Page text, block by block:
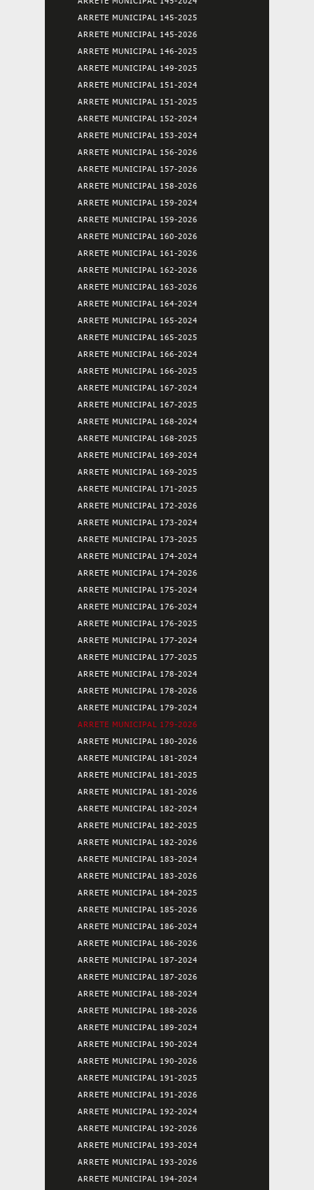
ARRETE MUNICIPAL 145-2025
ARRETE MUNICIPAL 145-2026
ARRETE MUNICIPAL 146-2025
ARRETE MUNICIPAL 149-2025
ARRETE MUNICIPAL 151-2024
ARRETE MUNICIPAL 151-2025
ARRETE MUNICIPAL 152-2024
ARRETE MUNICIPAL 153-2024
ARRETE MUNICIPAL 156-2026
ARRETE MUNICIPAL 157-2026
ARRETE MUNICIPAL 158-2026
ARRETE MUNICIPAL 159-2024
ARRETE MUNICIPAL 159-2026
ARRETE MUNICIPAL 160-2026
ARRETE MUNICIPAL 161-2026
ARRETE MUNICIPAL 162-2026
ARRETE MUNICIPAL 163-2026
ARRETE MUNICIPAL 164-2024
ARRETE MUNICIPAL 165-2024
ARRETE MUNICIPAL 165-2025
ARRETE MUNICIPAL 166-2024
ARRETE MUNICIPAL 166-2025
ARRETE MUNICIPAL 167-2024
ARRETE MUNICIPAL 167-2025
ARRETE MUNICIPAL 168-2024
ARRETE MUNICIPAL 168-2025
ARRETE MUNICIPAL 169-2024
ARRETE MUNICIPAL 169-2025
ARRETE MUNICIPAL 171-2025
ARRETE MUNICIPAL 172-2026
ARRETE MUNICIPAL 173-2024
ARRETE MUNICIPAL 173-2025
ARRETE MUNICIPAL 174-2024
ARRETE MUNICIPAL 174-2026
ARRETE MUNICIPAL 175-2024
ARRETE MUNICIPAL 176-2024
ARRETE MUNICIPAL 176-2025
ARRETE MUNICIPAL 177-2024
ARRETE MUNICIPAL 177-2025
ARRETE MUNICIPAL 178-2024
ARRETE MUNICIPAL 178-2026
ARRETE MUNICIPAL 179-2024
ARRETE MUNICIPAL 179-2026
ARRETE MUNICIPAL 180-2026
ARRETE MUNICIPAL 181-2024
ARRETE MUNICIPAL 181-2025
ARRETE MUNICIPAL 181-2026
ARRETE MUNICIPAL 182-2024
ARRETE MUNICIPAL 182-2025
ARRETE MUNICIPAL 182-2026
ARRETE MUNICIPAL 183-2024
ARRETE MUNICIPAL 183-2026
ARRETE MUNICIPAL 184-2025
ARRETE MUNICIPAL 185-2026
ARRETE MUNICIPAL 186-2024
ARRETE MUNICIPAL 186-2026
ARRETE MUNICIPAL 187-2024
ARRETE MUNICIPAL 187-2026
ARRETE MUNICIPAL 188-2024
ARRETE MUNICIPAL 188-2026
ARRETE MUNICIPAL 189-2024
ARRETE MUNICIPAL 190-2024
ARRETE MUNICIPAL 190-2026
ARRETE MUNICIPAL 191-2025
ARRETE MUNICIPAL 191-2026
ARRETE MUNICIPAL 192-2024
ARRETE MUNICIPAL 192-2026
ARRETE MUNICIPAL 193-2024
ARRETE MUNICIPAL 193-2026
ARRETE MUNICIPAL 194-2024